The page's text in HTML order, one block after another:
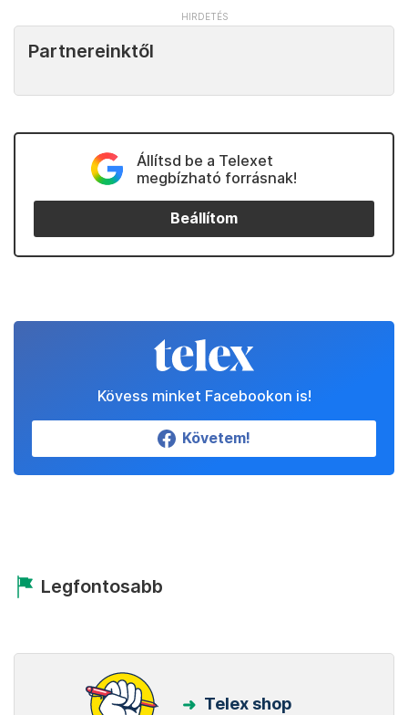
Partnereinktől
Állítsd be a Telexet
megbízható forrásnak!
Beállítom
Kövess minket Facebookon is!
Követem!
Legfontosabb
Telex shop